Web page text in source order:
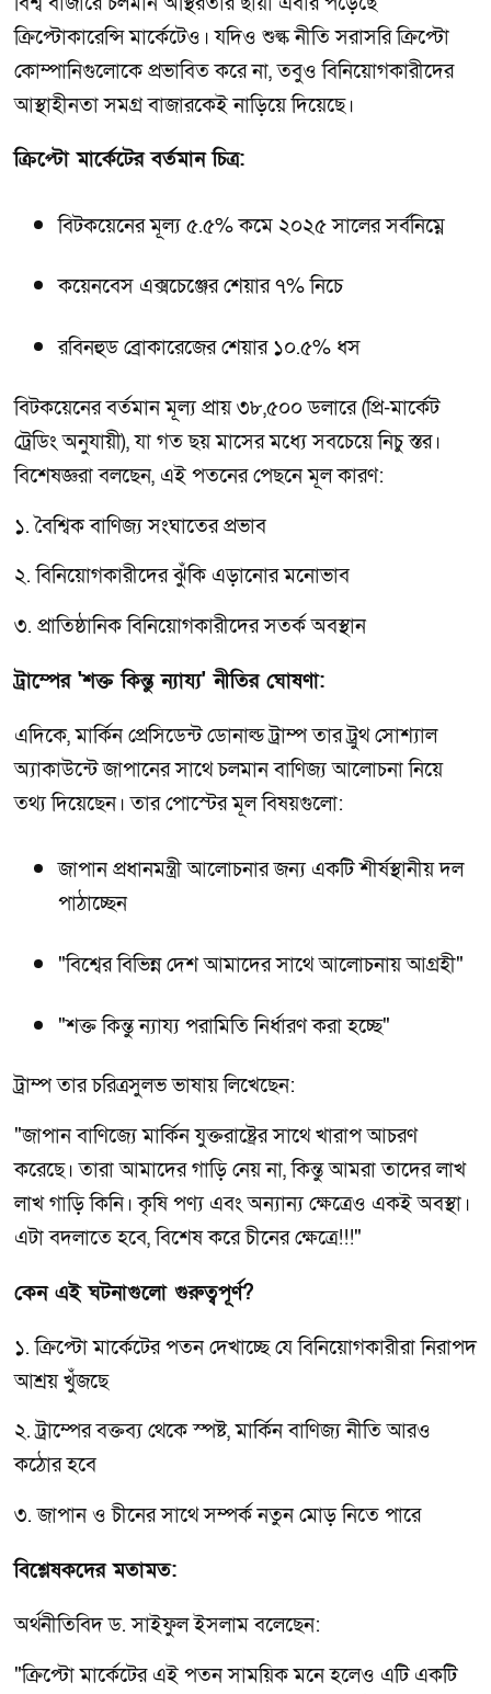
ক্রিপ্টোকারেন্সি মার্কেটেও। যদিও শুল্ক নীতি সরাসরি ক্রিপ্টো
কোম্পানিগুলোকে প্রভাবিত করে না, তবুও বিনিয়োগকারীদের
আস্থাহীনতা সমগ্র বাজারকেই নাড়িয়ে দিয়েছে।
ক্রিপ্টো মার্কেটের বর্তমান চিত্র:
বিটকয়েনের মূল্য ৫.৫% কমে ২০২৫ সালের সর্বনিম্নে
কয়েনবেস এক্সচেঞ্জের শেয়ার ৭% নিচে
রবিনহুড ব্রোকারেজের শেয়ার ১০.৫% ধস
বিটকয়েনের বর্তমান মূল্য প্রায় ৩৮,৫০০ ডলারে (প্রি-মার্কেট
ট্রেডিং অনুযায়ী), যা গত ছয় মাসের মধ্যে সবচেয়ে নিচু স্তর।
বিশেষজ্ঞরা বলছেন, এই পতনের পেছনে মূল কারণ:
১. বৈশ্বিক বাণিজ্য সংঘাতের প্রভাব
২. বিনিয়োগকারীদের ঝুঁকি এড়ানোর মনোভাব
৩. প্রাতিষ্ঠানিক বিনিয়োগকারীদের সতর্ক অবস্থান
ট্রাম্পের 'শক্ত কিন্তু ন্যায্য' নীতির ঘোষণা:
এদিকে, মার্কিন প্রেসিডেন্ট ডোনাল্ড ট্রাম্প তার ট্রুথ সোশ্যাল
অ্যাকাউন্টে জাপানের সাথে চলমান বাণিজ্য আলোচনা নিয়ে
তথ্য দিয়েছেন। তার পোস্টের মূল বিষয়গুলো:
জাপান প্রধানমন্ত্রী আলোচনার জন্য একটি শীর্ষস্থানীয় দল
পাঠাচ্ছেন
"বিশ্বের বিভিন্ন দেশ আমাদের সাথে আলোচনায় আগ্রহী"
"শক্ত কিন্তু ন্যায্য পরামিতি নির্ধারণ করা হচ্ছে"
ট্রাম্প তার চরিত্রসুলভ ভাষায় লিখেছেন:
"জাপান বাণিজ্যে মার্কিন যুক্তরাষ্ট্রের সাথে খারাপ আচরণ
করেছে। তারা আমাদের গাড়ি নেয় না, কিন্তু আমরা তাদের লাখ
লাখ গাড়ি কিনি। কৃষি পণ্য এবং অন্যান্য ক্ষেত্রেও একই অবস্থা।
এটা বদলাতে হবে, বিশেষ করে চীনের ক্ষেত্রে!!!"
কেন এই ঘটনাগুলো গুরুত্বপূর্ণ?
১. ক্রিপ্টো মার্কেটের পতন দেখাচ্ছে যে বিনিয়োগকারীরা নিরাপদ
আশ্রয় খুঁজছে
২. ট্রাম্পের বক্তব্য থেকে স্পষ্ট, মার্কিন বাণিজ্য নীতি আরও
কঠোর হবে
৩. জাপান ও চীনের সাথে সম্পর্ক নতুন মোড় নিতে পারে
বিশ্লেষকদের মতামত:
অর্থনীতিবিদ ড. সাইফুল ইসলাম বলেছেন:
"ক্রিপ্টো মার্কেটের এই পতন সাময়িক মনে হলেও এটি একটি